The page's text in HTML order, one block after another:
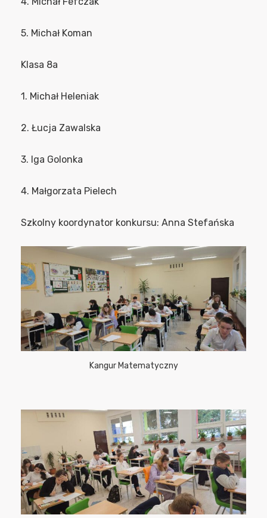
5. Michał Koman
Klasa 8a
1. Michał Heleniak
2. Łucja Zawalska
3. Iga Golonka
4. Małgorzata Pielech
Szkolny koordynator konkursu: Anna Stefańska
Kangur Matematyczny